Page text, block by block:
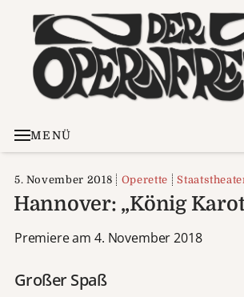
MENÜ
5. November 2018 Operette
Hannover: „König
Premiere am 4. November 2018
Großer Spaß